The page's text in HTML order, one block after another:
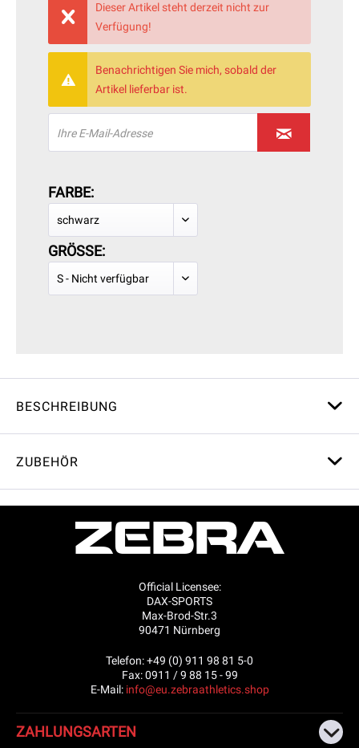
Dieser Artikel steht derzeit nicht zur
Verfügung!
Benachrichtigen Sie mich, sobald der
Artikel lieferbar ist.
FARBE:
GRÖSSE:
BESCHREIBUNG
ZUBEHÖR
Official Licensee:
DAX-SPORTS
Max-Brod-Str.3
90471 Nürnberg
Telefon: +49 (0) 911 98 81 5-0
Fax: 0911 / 9 88 15 - 99
E-Mail: info@eu.zebraathletics.shop
ZAHLUNGSARTEN